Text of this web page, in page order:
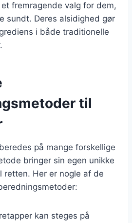
fremragende valg for dem,
sundt. Deres alsidighed gør
i både traditionelle
til
på mange forskellige
bringer sin egen unikke
retten. Her er nogle af de
kan steges på